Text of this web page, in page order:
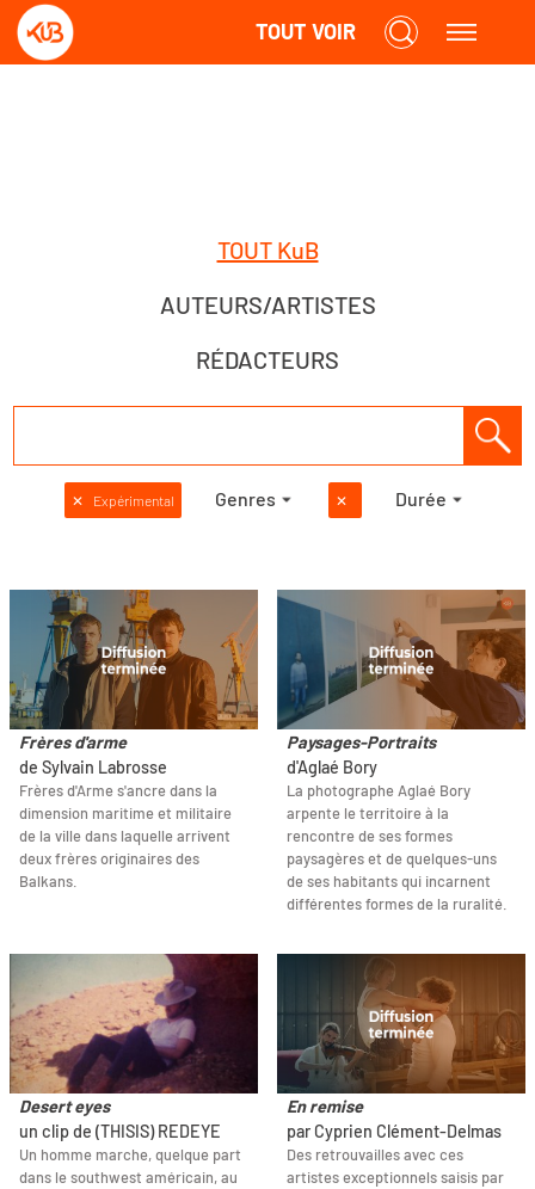
TOUT VOIR
TOUT KuB
AUTEURS/ARTISTES
RÉDACTEURS
✕ Expérimental Genres ✕ Durée
Frères d'arme
de Sylvain Labrosse
Frères d'Arme s'ancre dans la
dimension maritime et militaire
de la ville dans laquelle arrivent
deux frères originaires des
Balkans.
Paysages-Portraits
d'Aglaé Bory
La photographe Aglaé Bory
arpente le territoire à la
rencontre de ses formes
paysagères et de quelques-uns
de ses habitants qui incarnent
différentes formes de la ruralité.
Desert eyes
un clip de (THISIS) REDEYE
Un homme marche, quelque part
dans le southwest américain, au
En remise
par Cyprien Clément-Delmas
Des retrouvailles avec ces
artistes exceptionnels saisis par